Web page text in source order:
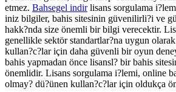
etmez. Bahsegel indirlisans sorgulama
iniz bilgiler, bahis sitesinin güvenilirli?i ve
hakk?nda size önemli bir bilgi verecektir.
genellikle sektör standartlar?na uygun
kullan?c?lar için daha güvenli bir oyun
bahis yapmadan önce lisansl? bir bahis
önemlidir. Lisans sorgulama i?lemi, online
olmay? dü?ünen kullan?c?lar için oldukça